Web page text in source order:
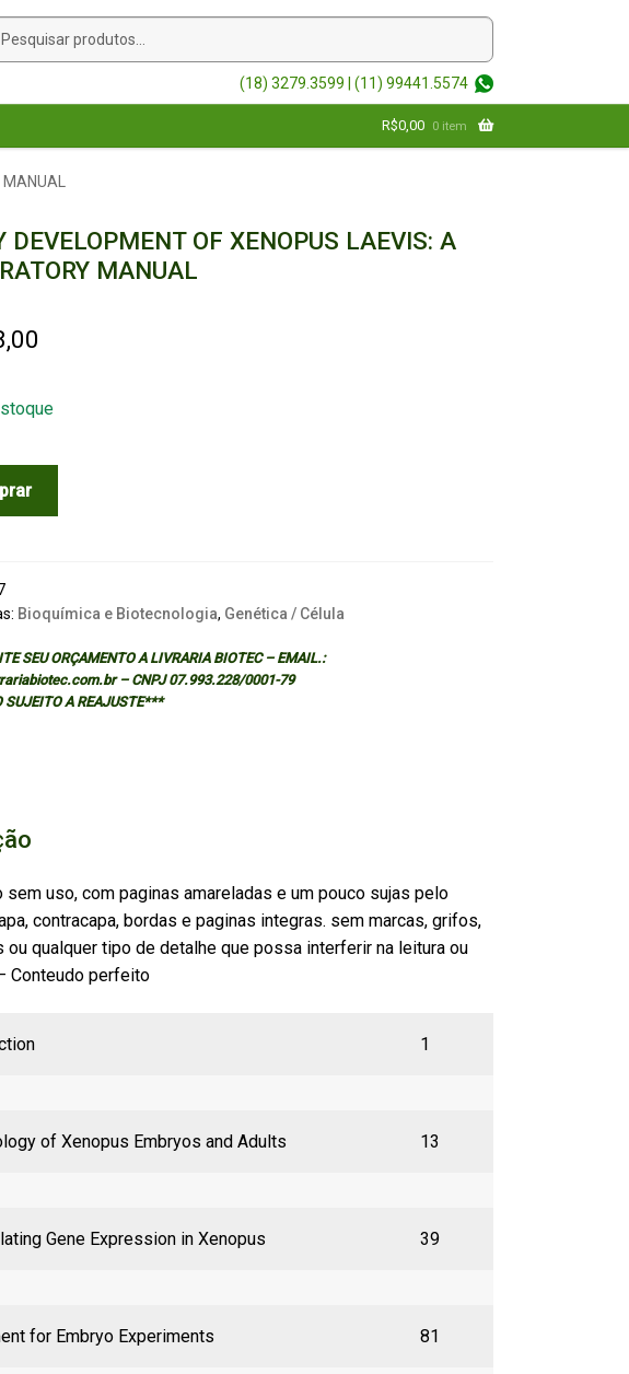
(18) 3279.3599 | (11) 99441.5574
R$0,00 0 item
DEVELOPMENT OF XENOPUS LAEVIS: A
MANUAL
Bioquímica e Biotecnologia, Genética / Célula
SEU ORÇAMENTO A LIVRARIA BIOTEC – EMAIL.:
– CNPJ 07.993.228/0001-79
SUJEITO A REAJUSTE***
sem uso, com paginas amareladas e um pouco sujas pelo
contracapa, bordas e paginas integras. sem marcas, grifos,
ou qualquer tipo de detalhe que possa interferir na leitura ou
Conteudo perfeito
1
of Xenopus Embryos and Adults 13
Gene Expression in Xenopus 39
for Embryo Experiments 81